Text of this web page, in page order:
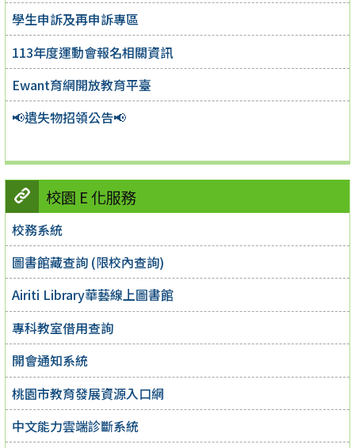
學生申訴及再申訴專區
113年度運動會報名相關資訊
Ewant育網開放教育平臺
📢遺失物招領公告📢
校園 E 化服務
校務系統
圖書館藏查詢 (限校內查詢)
Airiti Library華藝線上圖書館
專科教室借用查詢
開會通知系統
桃園市教育發展資源入口網
中文能力雲端診斷系統